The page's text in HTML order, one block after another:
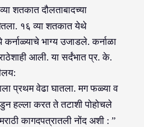
शतकात दौलताबादच्या
१६ व्या शतकात येथे
भाग्य उजाडले. कर्नाळा
आली. या सर्दंभात प्र. के.
प्रथम वेढा घातला. मग फळ्या व
हल्ला करत ते तटाशी पोहोचले
कागदपत्रातली नोंद अशी : ”